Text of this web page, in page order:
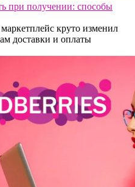
при получении: способы
круто изменил
доставки и оплаты